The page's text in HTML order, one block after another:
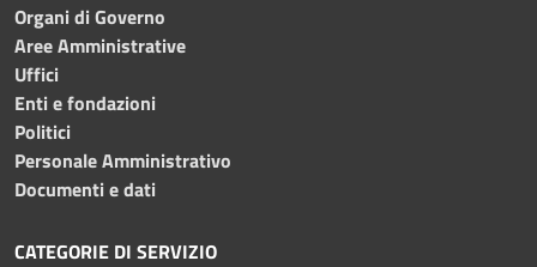
Organi di Governo
Aree Amministrative
Uffici
Enti e fondazioni
Politici
Personale Amministrativo
Documenti e dati
CATEGORIE DI SERVIZIO